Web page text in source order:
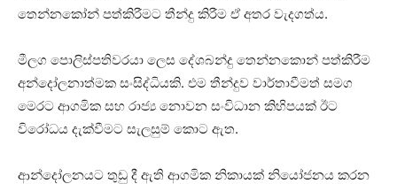
තෙන්නකෝන් පත්කිරීමට තීන්දු කිරීම ඒ අතර වැදගත්ය.
මීලග පොලිස්පතිවරයා ලෙස දේශබන්දු තෙන්නකොන් පත්කිරීම
අන්දෝලනාත්මක සංසිද්ධියකි. එම තීන්දුව වාර්තාවීමත් සමග
මෙරට ආගමික සහ රාජ්‍ය නොවන සංවිධාන කිහිපයක් ඊට
විරෝධය දැක්වීමට සැලසුම් කොට ඇත.
ආන්දෝලනයට තුඩු දී ඇති ආගමික නිකායක් නියෝජනය කරන